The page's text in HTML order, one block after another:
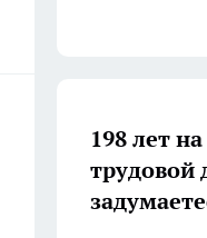
198 лет
трудовой